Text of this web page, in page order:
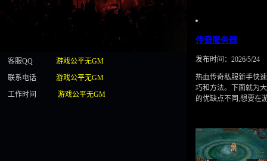
客服QQ
游戏公平无GM
联系电话
游戏公平无GM
工作时间
游戏公平无GM
传奇服务器
发布时间：2026/5/24
热血传奇私服新手快
巧和方法。下面就为
的优缺点不同,想要在